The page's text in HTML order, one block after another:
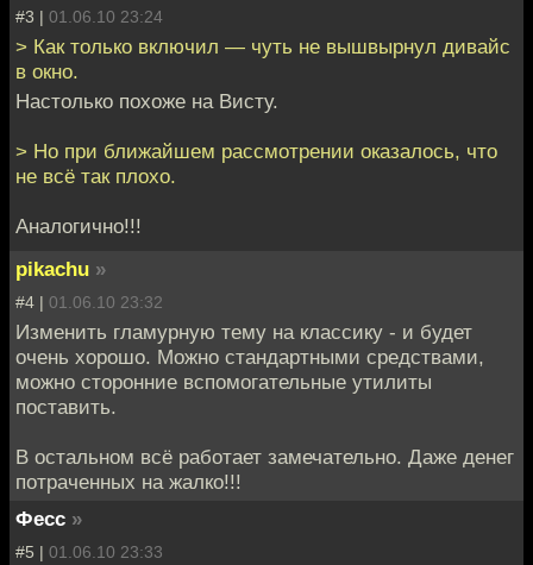
#3 | 01.06.10 23:24
> Как только включил — чуть не вышвырнул дивайс
в окно.
Настолько похоже на Висту.
> Но при ближайшем рассмотрении оказалось, что
не всё так плохо.
Аналогично!!!
pikachu »
#4 | 01.06.10 23:32
Изменить гламурную тему на классику - и будет
очень хорошо. Можно стандартными средствами,
можно сторонние вспомогательные утилиты
поставить.
В остальном всё работает замечательно. Даже денег
потраченных на жалко!!!
Фесс »
#5 | 01.06.10 23:33